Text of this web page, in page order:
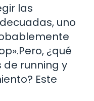
las
uno
¿qué
de running y
Este